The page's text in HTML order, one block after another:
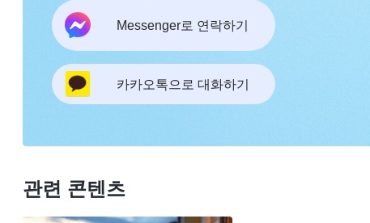
다. 하나님께서 말씀하셨습니다. 『“남에게 부탁을
별이 필요한 부분이 하나 더 있다. 만약 어떤 사람이
요로 하지 않으며, 네 자질로 이를 수 있는 범주 안
양심과 이성에서 출발하여 힘닿는 데까지 도와주고,
줘도 된다. 하지만 그가 부탁한 일이 너무 많은 시
심지어 그 일을 위해 목숨을 걸어야 한다면, 네 평
기 때문이다. 사람이 평생 짊어지는 책임과 의무 중
Messenger로 연락하기
카카오톡으로 대화하기
관련 콘텐츠